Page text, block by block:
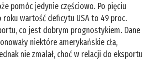
pomóc jedynie częściowo. Po pięciu
roku wartość deficytu USA to 49 proc.
co jest dobrym prognostykiem. Dane
niektóre amerykańskie cła,
nie zmalał, choć w relacji do eksportu